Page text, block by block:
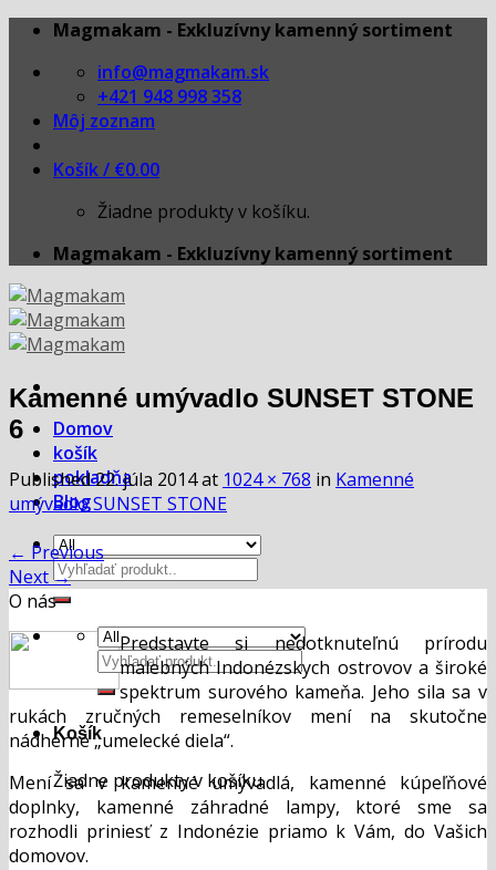
Skip
content
Magmakam - Exkluzívny kamenný sortiment
info@magmakam.sk
+421 948 998 358
Môj zoznam
Košík / €0.00
Žiadne produkty v košíku.
Magmakam - Exkluzívny kamenný sortiment
Domov
košík
pokladňa
Blog
Hľadať:
Hľadať:
Košík
Žiadne produkty v košíku.
Kamenné umývadlo SUNSET STONE
6
Published22. júla 2014at 1024 × 768 in Kamenné
umývadlo SUNSET STONE
← Previous
Next→
O nás
Predstavte si nedotknuteľnú prírodu
malebných Indonézskych ostrovov a široké
spektrum surového kameňa. Jeho sila sa v
rukách zručných remeselníkov mení na skutočne
nádherné „umelecké diela“.
Mení sa v kamenné umývadlá, kamenné kúpeľňové
doplnky, kamenné záhradné lampy, ktoré sme sa
rozhodli priniesť z Indonézie priamo k Vám, do Vašich
domovov.